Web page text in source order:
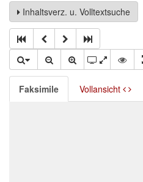
Inhaltsverz. u. Volltextsuche
Faksimile Vollansicht